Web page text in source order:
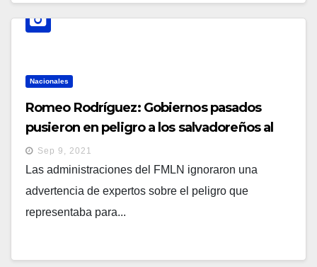
Nacionales
Romeo Rodríguez: Gobiernos pasados
pusieron en peligro a los salvadoreños al
ignorar amenaza de colapso de puente
Ceniza en Sonsonate
Sep 9, 2021
Las administraciones del FMLN ignoraron una
advertencia de expertos sobre el peligro que
representaba para...